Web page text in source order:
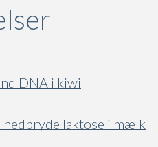
DNA i kiwi
laktose i mælk